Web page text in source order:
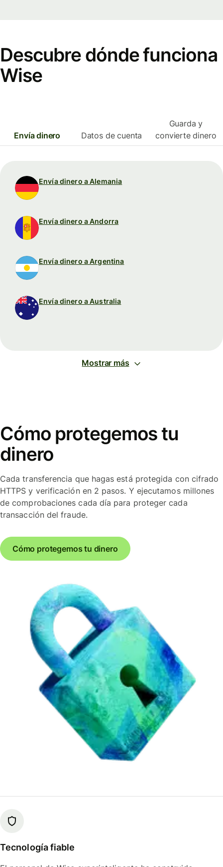
Descubre dónde funciona
Wise
Envía dinero Datos de cuenta
Guarda y
convierte dinero
Envía dinero a Alemania
Envía dinero a Andorra
Envía dinero a Argentina
Envía dinero a Australia
Mostrar más
Cómo protegemos tu
dinero
Cada transferencia que hagas está protegida con cifrado
HTTPS y verificación en 2 pasos. Y ejecutamos millones
de comprobaciones cada día para proteger cada
transacción del fraude.
Cómo protegemos tu dinero
Tecnología fiable